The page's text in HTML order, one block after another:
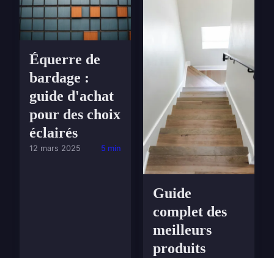
Équerre de
bardage :
guide d'achat
pour des choix
éclairés
12 mars 2025 5 min
Guide
complet des
meilleurs
produits